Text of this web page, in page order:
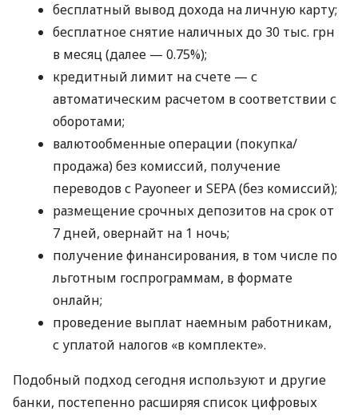
бесплатный вывод дохода на личную карту;
бесплатное снятие наличных до 30 тыс. грн
в месяц (далее — 0.75%);
кредитный лимит на счете — с
автоматическим расчетом в соответствии с
оборотами;
валютообменные операции (покупка/
продажа) без комиссий, получение
переводов с Payoneer и SEPA (без комиссий);
размещение срочных депозитов на срок от
7 дней, овернайт на 1 ночь;
получение финансирования, в том числе по
льготным госпрограммам, в формате
онлайн;
проведение выплат наемным работникам,
с уплатой налогов «в комплекте».
Подобный подход сегодня используют и другие
банки, постепенно расширяя список цифровых